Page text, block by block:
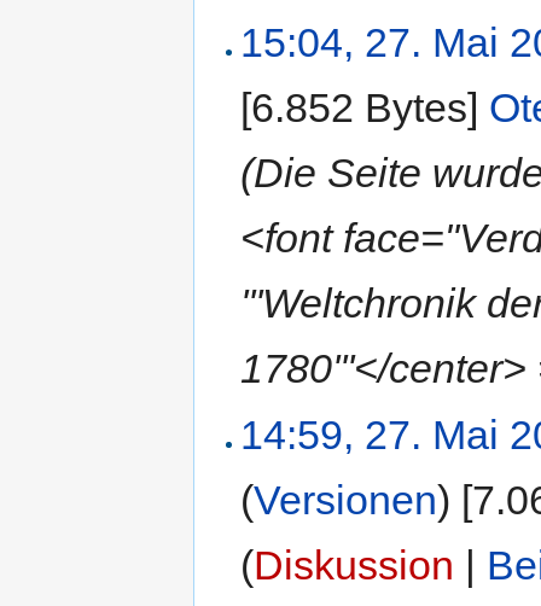
15:04, 27. Mai
[6.852 Bytes]
(Die Seite
<font
'''Weltchronik
1780'''</
14:59, 27. Mai
(Versionen)
(Diskussion |